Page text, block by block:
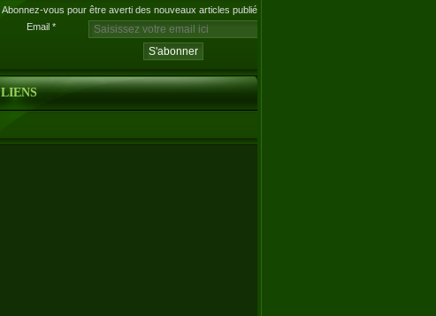
Abonnez-vous pour être averti des nouveaux articles publiés.
Email
LIENS